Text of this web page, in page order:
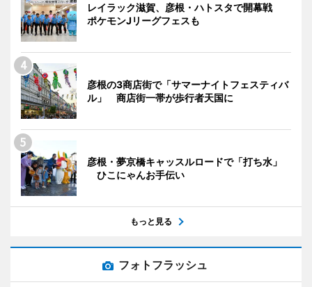
レイラック滋賀、彦根・ハトスタで開幕戦
ポケモンJリーグフェスも
彦根の3商店街で「サマーナイトフェスティバ
ル」 商店街一帯が歩行者天国に
彦根・夢京橋キャッスルロードで「打ち水」
ひこにゃんお手伝い
もっと見る
フォトフラッシュ